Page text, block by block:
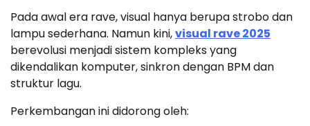
Pada awal era rave, visual hanya berupa strobo dan
lampu sederhana. Namun kini,visual rave 2025
berevolusi menjadi sistem kompleks yang
dikendalikan komputer, sinkron dengan BPM dan
struktur lagu.
Perkembangan ini didorong oleh: